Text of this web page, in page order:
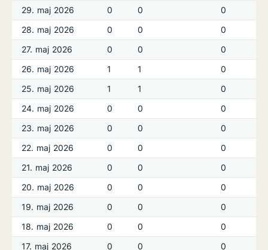
29. maj 2026
0 0
0
28. maj 2026
0 0
0
27. maj 2026
0 0
0
26. maj 2026
1 1
0
25. maj 2026
1 1
0
24. maj 2026
0 0
0
23. maj 2026
0 0
0
22. maj 2026
0 0
0
21. maj 2026
0 0
0
20. maj 2026
0 0
0
19. maj 2026
0 0
0
18. maj 2026
0 0
0
17. maj 2026
0 0
0